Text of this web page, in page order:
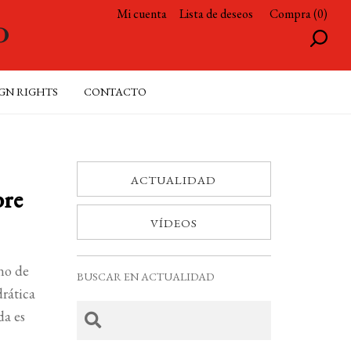
Mi cuenta Lista de deseos Compra (0)
RIGHTS CONTACTO
de
es
ACTUALIDAD
VÍDEOS
BUSCAR EN ACTUALIDAD